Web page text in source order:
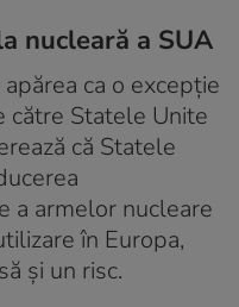
nucleară a SUA
ca o excepție
către Statele Unite
că Statele
a armelor nucleare
în Europa,
și un risc.